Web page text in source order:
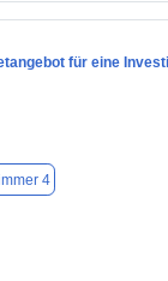
für eine
4